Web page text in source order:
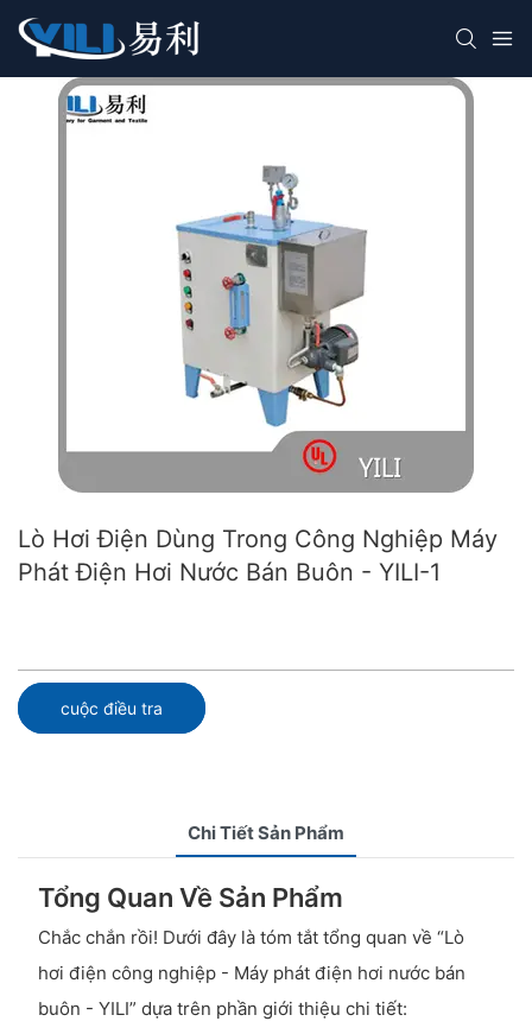
Lò Hơi Điện Dùng Trong Công Nghiệp Máy
Phát Điện Hơi Nước Bán Buôn - YILI-1
cuộc điều tra
Chi Tiết Sản Phẩm
Tổng Quan Về Sản Phẩm
Chắc chắn rồi! Dưới đây là tóm tắt tổng quan về “Lò
hơi điện công nghiệp - Máy phát điện hơi nước bán
buôn - YILI” dựa trên phần giới thiệu chi tiết: